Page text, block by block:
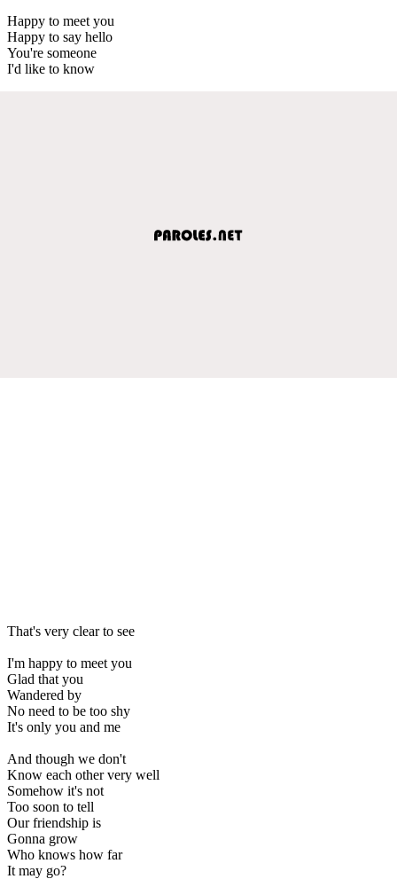
Happy to meet you
Happy to say hello
You're someone
I'd like to know
That's very clear to see
I'm happy to meet you
Glad that you
Wandered by
No need to be too shy
It's only you and me
And though we don't
Know each other very well
Somehow it's not
Too soon to tell
Our friendship is
Gonna grow
Who knows how far
It may go?